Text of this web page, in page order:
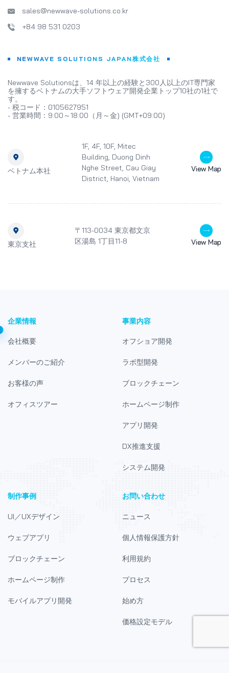
sales@newwave-solutions.co.kr
+84 98 531 0203
NEWWAVE SOLUTIONS JAPAN株式会社
Newwave Solutionsは、14 年以上の経験と300人以上のIT専門家
を擁するベトナムの大手ソフトウェア開発企業トップ10社の1社で
す。
- 税コード：0105627951
- 営業時間：9:00～18:00（月～金) (GMT+09:00)
ベトナム本社
1F, 4F, 10F, Mitec
Building, Duong Dinh
Nghe Street, Cau Giay
District, Hanoi, Vietnam
View Map
東京支社
〒113-0034 東京都文京
区湯島 1丁目11-8
View Map
企業情報
会社概要
メンバーのご紹介
お客様の声
オフィスツアー
事業内容
オフショア開発
ラボ型開発
ブロックチェーン
ホームページ制作
アプリ開発
DX推進支援
システム開発
制作事例
UI／UXデザイン
ウェブアプリ
ブロックチェーン
ホームページ制作
モバイルアプリ開発
お問い合わせ
ニュース
個人情報保護方針
利用規約
プロセス
始め方
価格設定モデル